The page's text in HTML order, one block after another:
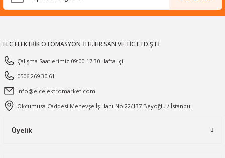
ELC ELEKTRİK OTOMASYON İTH.İHR.SAN.VE TİC.LTD.ŞTİ
Çalışma Saatlerimiz 09:00-17:30 Hafta içi
0506 269 30 61
info@elcelektromarket.com
Okcumusa Caddesi Menevşe İş Hanı No:22/137 Beyoğlu / İstanbul
Üyelik